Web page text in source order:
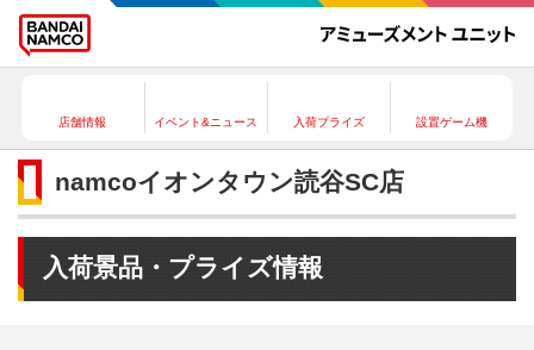
店舗情報 イベント&ニュース 入荷プライズ 設置ゲーム機
namcoイオンタウン読谷SC店
入荷景品・プライズ情報